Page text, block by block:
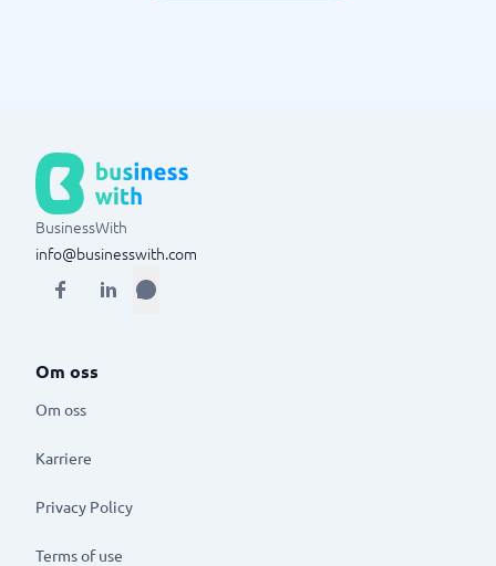
BusinessWith
info@businesswith.com
Om oss
Om oss
Karriere
Privacy Policy
Terms of use